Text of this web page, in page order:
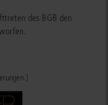
des BGB den